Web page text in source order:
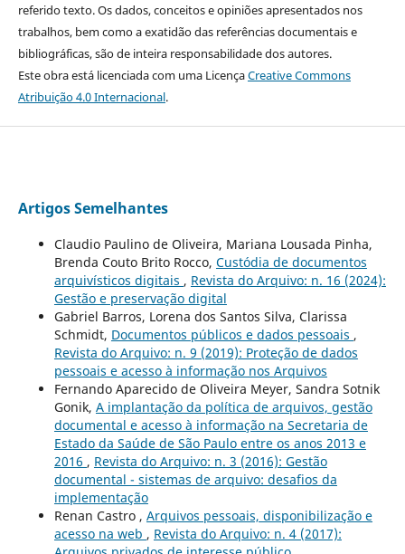
referido texto. Os dados, conceitos e opiniões apresentados nos
trabalhos, bem como a exatidão das referências documentais e
bibliográficas, são de inteira responsabilidade dos autores.
Este obra está licenciada com uma LicençaCreative Commons
Atribuição 4.0 Internacional.
Artigos Semelhantes
Claudio Paulino de Oliveira, Mariana Lousada Pinha,
Brenda Couto Brito Rocco, Custódia de documentos
arquivísticos digitais , Revista do Arquivo: n. 16 (2024):
Gestão e preservação digital
Gabriel Barros, Lorena dos Santos Silva, Clarissa
Schmidt, Documentos públicos e dados pessoais ,
Revista do Arquivo: n. 9 (2019): Proteção de dados
pessoais e acesso à informação nos Arquivos
Fernando Aparecido de Oliveira Meyer, Sandra Sotnik
Gonik, A implantação da política de arquivos, gestão
documental e acesso à informação na Secretaria de
Estado da Saúde de São Paulo entre os anos 2013 e
2016 , Revista do Arquivo: n. 3 (2016): Gestão
documental - sistemas de arquivo: desafios da
implementação
Renan Castro , Arquivos pessoais, disponibilização e
acesso na web , Revista do Arquivo: n. 4 (2017):